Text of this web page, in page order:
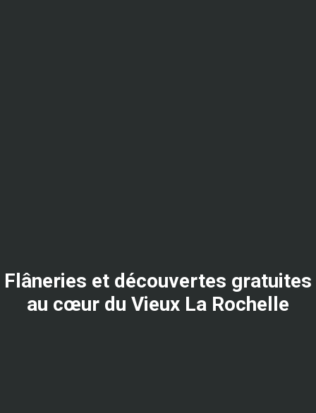
Flâneries et découvertes gratuites
au cœur du Vieux La Rochelle